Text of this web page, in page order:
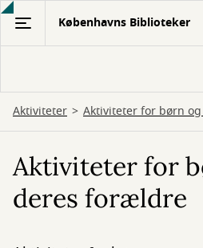
Gå
hovedindhold
Københavns Biblioteker
Aktiviteter Aktiviteter for børn
Aktiviteter for
deres forældre